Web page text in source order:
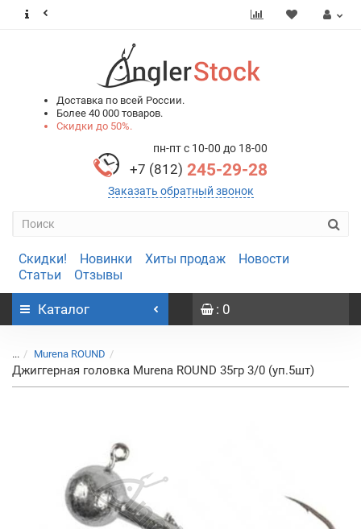
Доставка по всей России.
Более 40 000 товаров.
Скидки до 50%.
пн-пт с 10-00 до 18-00
+7 (812) 245-29-28
Заказать обратный звонок
Скидки! Новинки Хиты продаж
Новости
Статьи
Отзывы
Каталог : 0
... Murena ROUND
Джиггерная головка Murena ROUND 35гр 3/0 (уп.5шт)